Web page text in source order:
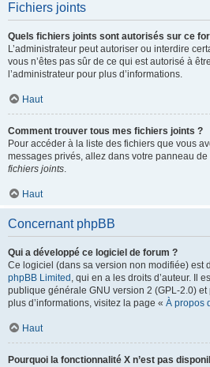
Fichiers joints
Quels fichiers joints sont autorisés sur ce
L’administrateur peut autoriser ou interdire
vous n’êtes pas sûr de ce qui est autorisé à
l’administrateur pour plus d’informations.
Haut
Comment trouver tous mes fichiers joints ?
Pour accéder à la liste des fichiers que vous
messages privés, allez dans votre panneau de
fichiers joints.
Haut
Concernant phpBB
Qui a développé ce logiciel de forum ?
Ce logiciel (dans sa version non modifiée) est
phpBB Limited , qui en a les droits d’auteur. Il
publique générale GNU version 2 (GPL-2.0)
plus d’informations, visitez la page « À propos
Haut
Pourquoi la fonctionnalité X n’est pas